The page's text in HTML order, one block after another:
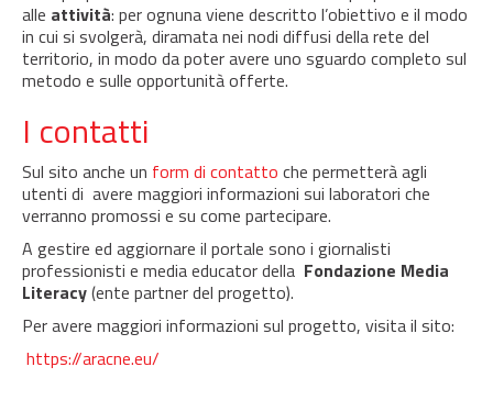
alle attività: per ognuna viene descritto l’obiettivo e il modo
in cui si svolgerà, diramata nei nodi diffusi della rete del
territorio, in modo da poter avere uno sguardo completo sul
metodo e sulle opportunità offerte.
I contatti
Sul sito anche un form di contatto che permetterà agli
utenti di avere maggiori informazioni sui laboratori che
verranno promossi e su come partecipare.
A gestire ed aggiornare il portale sono i giornalisti
professionisti e media educator della Fondazione Media
Literacy(ente partner del progetto).
Per avere maggiori informazioni sul progetto, visita il sito:
https://aracne.eu/